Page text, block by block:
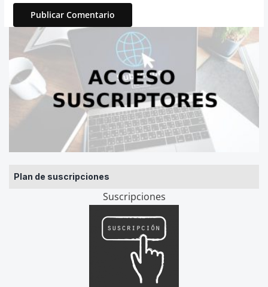
Plan de suscripciones
Suscripciones